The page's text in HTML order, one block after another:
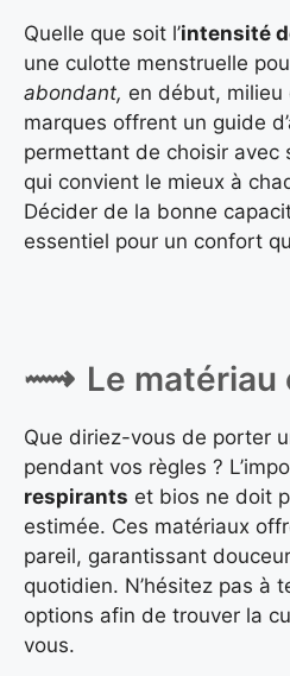
Quelle que soit l’intensité
une culotte menstruelle
abondant, en début, milieu
marques offrent un guide
permettant de choisir avec
qui convient le mieux à
Décider de la bonne
essentiel pour un confort
Le
Que diriez-vous de porter
pendant vos règles ?
respirants et bios ne doit
estimée. Ces matériaux
pareil, garantissant
quotidien. N’hésitez pas à
options afin de trouver la
vous.